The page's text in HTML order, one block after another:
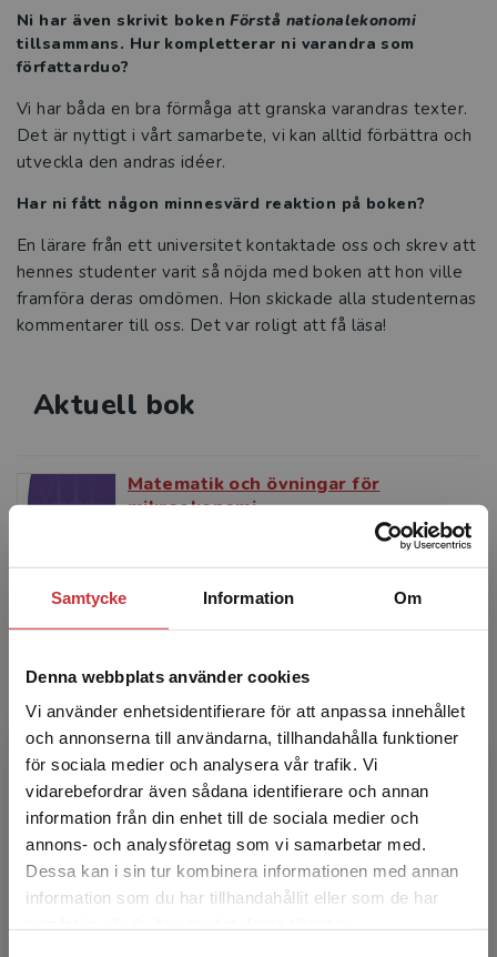
Samtycke Information Om
Denna webbplats använder cookies
Vi använder enhetsidentifierare för att anpassa innehållet
och annonserna till användarna, tillhandahålla funktioner
för sociala medier och analysera vår trafik. Vi
vidarebefordrar även sådana identifierare och annan
information från din enhet till de sociala medier och
annons- och analysföretag som vi samarbetar med.
Dessa kan i sin tur kombinera informationen med annan
information som du har tillhandahållit eller som de har
Begränsad fraktregion
Det verkar som att du besöker
studentlitteratur.se via en enhet utanför Sverige.
Ni har även skrivit bokenFörstå nationalekonomi
tillsammans. Hur kompletterar ni varandra som
författarduo?
Vi har båda en bra förmåga att granska varandras texter.
Det är nyttigt i vårt samarbete, vi kan alltid förbättra och
utveckla den andras idéer.
Har ni fått någon minnesvärd reaktion på boken?
En lärare från ett universitet kontaktade oss och skrev att
hennes studenter varit så nöjda med boken att hon ville
framföra deras omdömen. Hon skickade alla studenternas
kommentarer till oss. Det var roligt att få läsa!
Aktuell bok
Matematik och övningar för
mikroekonomi
Louise Holm är ekonomie doktor i
Göteborgs universitet. Hon är
universitetslektor vid Förvaltningshögskol...
Exkl. moms: 305 kr